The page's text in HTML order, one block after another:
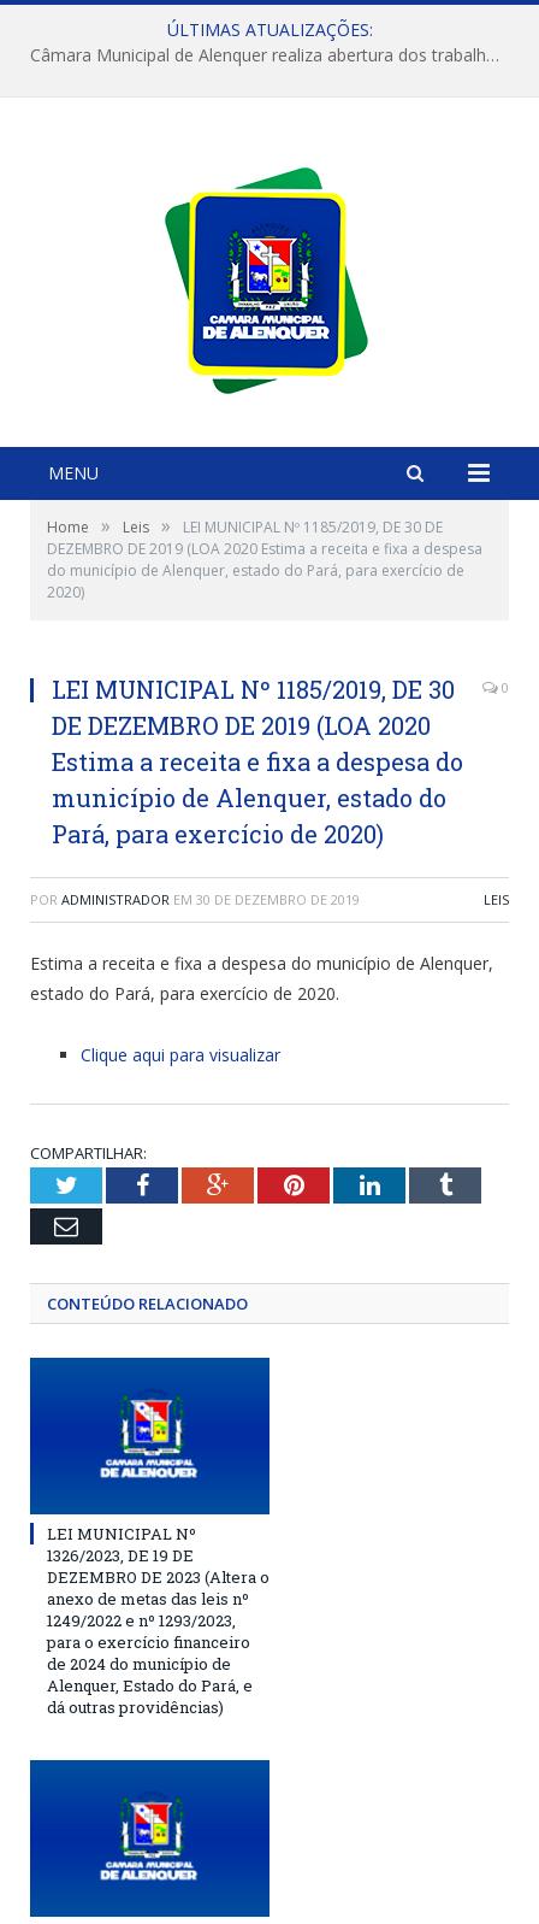
ÚLTIMAS ATUALIZAÇÕES:
Câmara Municipal de Alenquer realiza abertura dos trabalhos do 4º Período Legislativo
MENU
Home » Leis »
LEI MUNICIPAL Nº 1185/2019, DE 30 DE
DEZEMBRO DE 2019 (LOA 2020 Estima a receita e fixa a despesa
do município de Alenquer, estado do Pará, para exercício de
2020)
LEI MUNICIPAL Nº 1185/2019, DE 30
DE DEZEMBRO DE 2019 (LOA 2020
Estima a receita e fixa a despesa do
município de Alenquer, estado do
Pará, para exercício de 2020)
0
POR ADMINISTRADOR EM 30 DE DEZEMBRO DE 2019 LEIS
Estima a receita e fixa a despesa do município de Alenquer,
estado do Pará, para exercício de 2020.
Clique aqui para visualizar
COMPARTILHAR:
TwitterFacebookGoogle+PinterestLinkedInTumblr
Email
CONTEÚDO RELACIONADO
LEI MUNICIPAL Nº
1326/2023, DE 19 DE
DEZEMBRO DE 2023 (Altera o
anexo de metas das leis nº
1249/2022 e nº 1293/2023,
para o exercício financeiro
de 2024 do município de
Alenquer, Estado do Pará, e
dá outras providências)